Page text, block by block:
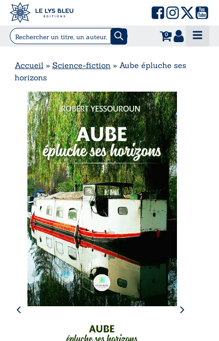
0
Accueil » Science-fiction » Aube épluche ses
horizons